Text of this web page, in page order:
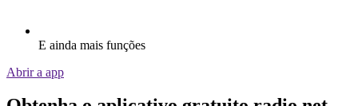
E ainda mais funções
Abrir a app